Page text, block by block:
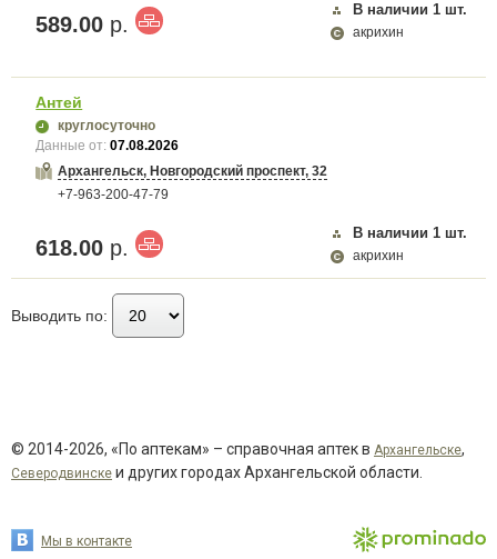
589.00 р.
В наличии 1 шт.
акрихин
Антей
круглосуточно
Данные от:07.08.2026
Архангельск, Новгородский проспект, 32
+7-963-200-47-79
618.00 р.
В наличии 1 шт.
акрихин
Выводить по:
© 2014-2026, «По аптекам» – справочная аптек в Архангельске,
Северодвинске и других городах Архангельской области.
Мы в контакте